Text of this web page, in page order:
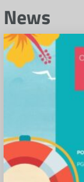
News